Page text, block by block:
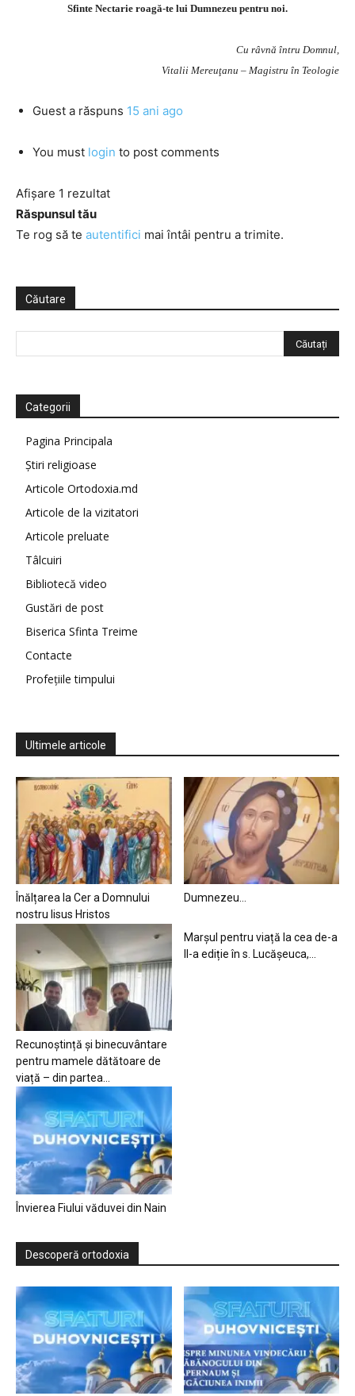
Sfinte Nectarie roagă-te lui Dumnezeu pentru noi.
Cu râvnă întru Domnul,
Vitalii Mereuţanu – Magistru în Teologie
Guest a răspuns 15 ani ago
You must login to post comments
Afișare 1 rezultat
Răspunsul tău
Te rog să te autentifici mai întâi pentru a trimite.
Căutare
Categorii
Pagina Principala
Știri religioase
Articole Ortodoxia.md
Articole de la vizitatori
Articole preluate
Tâlcuiri
Bibliotecă video
Gustări de post
Biserica Sfinta Treime
Contacte
Profețiile timpului
Ultimele articole
Înălțarea la Cer a Domnului
nostru Iisus Hristos
Dumnezeu…
Recunoștință și binecuvântare
pentru mamele dătătoare de
viață – din partea...
Marșul pentru viață la cea de-a
II-a ediție în s. Lucășeuca,...
Învierea Fiului văduvei din Nain
Descoperă ortodoxia